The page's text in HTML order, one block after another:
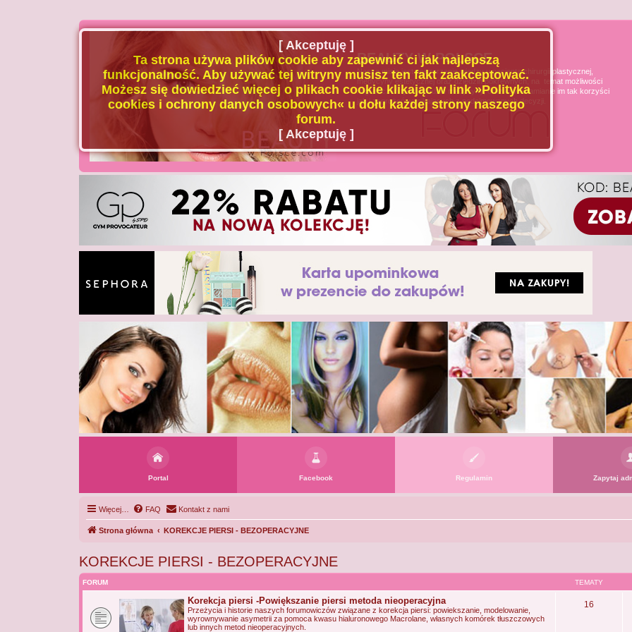
BEAUTY W POLSCE
Naszą misją jest poszerzanie wiedzy u pacjenta chirurgii plastycznej,
medycyny estetycznej oraz dziedzin pokrewnych, na temat możliwości
i ograniczeń tych dziedzin medycyny, oraz uświadamianie im tak korzyści
jak i zagrożeń wynikających z podejmowanych decyzji.
Portal Facebook Regulamin Zapytaj
Więcej… FAQ Kontakt z nami
Strona główna KOREKCJE PIERSI - BEZOPERACYJNE
KOREKCJE PIERSI - BEZOPERACYJNE
FORUM TEMATY
Korekcja piersi -Powiększanie piersi metoda nieoperacyjna
Przeżycia i historie naszych forumowiczów związane z korekcja piersi: powiekszanie, modelowanie,
wyrownywanie asymetrii za pomoca kwasu hialuronowego Macrolane, własnych komórek tłuszczowych
lub innych metod nieoperacyjnych.
16
[ Akceptuję ]
Ta strona używa plików cookie aby zapewnić ci jak najlepszą
funkcjonalność. Aby używać tej witryny musisz ten fakt zaakceptować.
Możesz się dowiedzieć więcej o plikach cookie klikając w link »Polityka
cookies i ochrony danych osobowych« u dołu każdej strony naszego
forum.
[ Akceptuję ]